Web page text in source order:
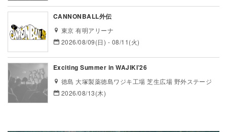
CANNONBALL外伝
東京 有明アリーナ
2026/08/09(日) - 08/11(火)
Exciting Summer in WAJIKI’26
徳島 大塚製薬徳島ワジキ工場 芝生広場 野外ステージ
2026/08/13(木)